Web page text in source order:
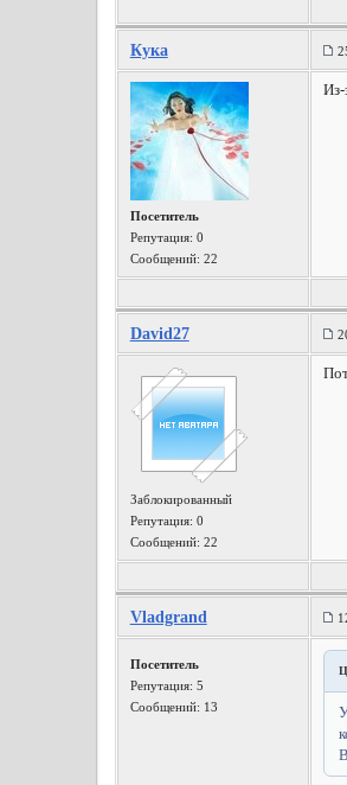
Кука
Посетитель
Репутация: 0
Сообщений: 22
Из-
David27
Заблокированный
Репутация: 0
Сообщений: 22
Vladgrand
Посетитель
Репутация: 5
Сообщений: 13